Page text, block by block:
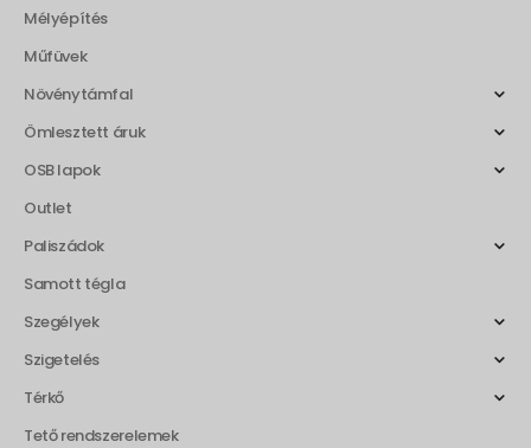
Mélyépítés
Műfüvek
Növénytámfal
Ömlesztett áruk
OSB lapok
Outlet
Paliszádok
Samott tégla
Szegélyek
Szigetelés
Térkő
Tető rendszerelemek